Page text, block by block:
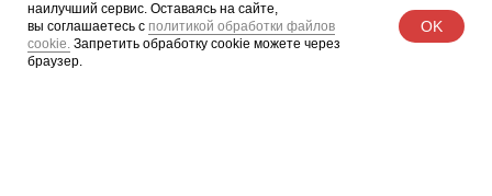
наилучший сервис. Оставаясь на сайте,
вы соглашаетесь с политикой обработки файлов
cookie. Запретить обработку cookie можете через
браузер.
OK